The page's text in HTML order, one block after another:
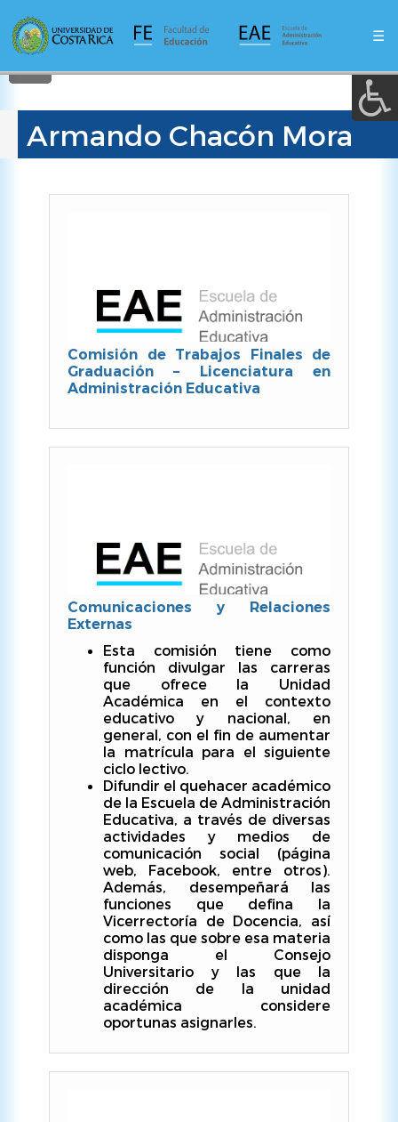
contenido
principal
☰
Armando Chacón Mora
Comisión de Trabajos Finales de
Graduación – Licenciatura en
Administración Educativa
Comunicaciones y Relaciones
Externas
Esta comisión tiene como
función divulgar las carreras
que ofrece la Unidad
Académica en el contexto
educativo y nacional, en
general, con el fin de aumentar
la matrícula para el siguiente
ciclo lectivo.
Difundir el quehacer académico
de la Escuela de Administración
Educativa, a través de diversas
actividades y medios de
comunicación social (página
web, Facebook, entre otros).
Además, desempeñará las
funciones que defina la
Vicerrectoría de Docencia, así
como las que sobre esa materia
disponga el Consejo
Universitario y las que la
dirección de la unidad
académica considere
oportunas asignarles.